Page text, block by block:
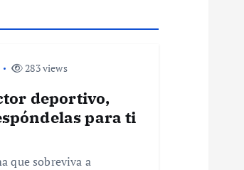
283 views
deportivo,
para ti
que sobreviva a